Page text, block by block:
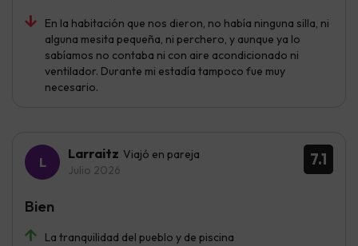
En la habitación que nos dieron, no había ninguna silla, ni
alguna mesita pequeña, ni perchero, y aunque ya lo
sabíamos no contaba ni con aire acondicionado ni
ventilador. Durante mi estadía tampoco fue muy
necesario.
7.1
Larraitz Viajó en pareja
Julio 2026
La tranquilidad del pueblo y de piscina
Bien